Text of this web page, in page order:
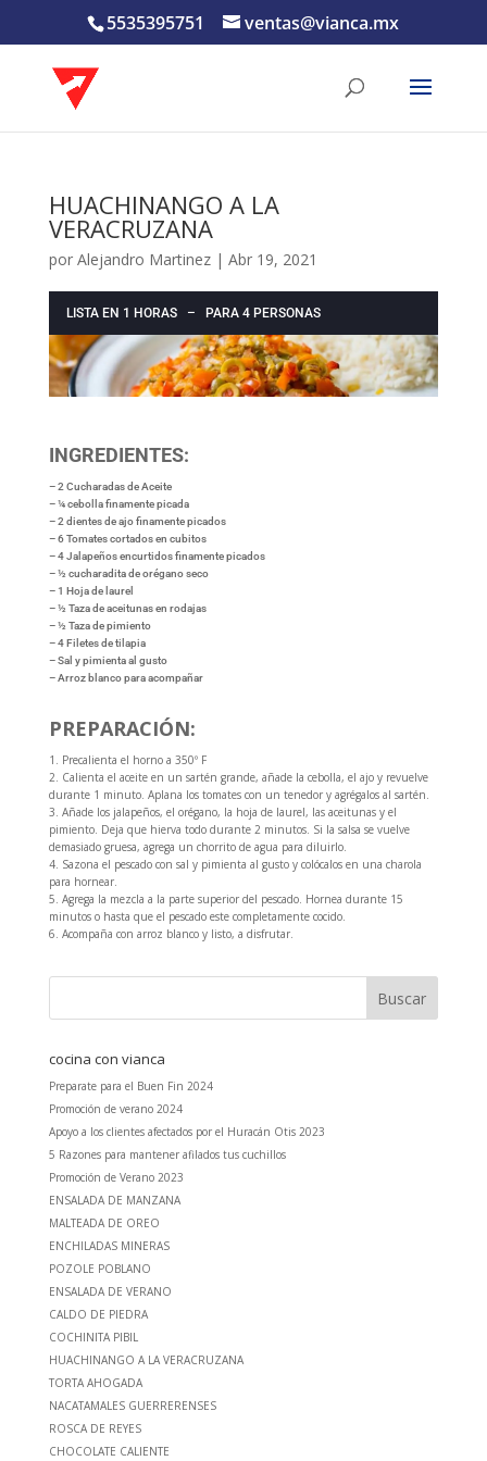
5535395751 ventas@vianca.mx
HUACHINANGO A LA
VERACRUZANA
por Alejandro Martinez| Abr 19, 2021
LISTA EN 1 HORAS – PARA 4 PERSONAS
INGREDIENTES:
– 2 Cucharadas de Aceite
– ¼ cebolla finamente picada
– 2 dientes de ajo finamente picados
– 6 Tomates cortados en cubitos
– 4 Jalapeños encurtidos finamente picados
– ½ cucharadita de orégano seco
– 1 Hoja de laurel
– ½ Taza de aceitunas en rodajas
– ½ Taza de pimiento
– 4 Filetes de tilapia
– Sal y pimienta al gusto
– Arroz blanco para acompañar
PREPARACIÓN:
1. Precalienta el horno a 350º F
2. Calienta el aceite en un sartén grande, añade la cebolla, el ajo y revuelve
durante 1 minuto. Aplana los tomates con un tenedor y agrégalos al sartén.
3. Añade los jalapeños, el orégano, la hoja de laurel, las aceitunas y el
pimiento. Deja que hierva todo durante 2 minutos. Si la salsa se vuelve
demasiado gruesa, agrega un chorrito de agua para diluirlo.
4. Sazona el pescado con sal y pimienta al gusto y colócalos en una charola
para hornear.
5. Agrega la mezcla a la parte superior del pescado. Hornea durante 15
minutos o hasta que el pescado este completamente cocido.
6. Acompaña con arroz blanco y listo, a disfrutar.
cocina con vianca
Preparate para el Buen Fin 2024
Promoción de verano 2024
Apoyo a los clientes afectados por el Huracán Otis 2023
5 Razones para mantener afilados tus cuchillos
Promoción de Verano 2023
ENSALADA DE MANZANA
MALTEADA DE OREO
ENCHILADAS MINERAS
POZOLE POBLANO
ENSALADA DE VERANO
CALDO DE PIEDRA
COCHINITA PIBIL
HUACHINANGO A LA VERACRUZANA
TORTA AHOGADA
NACATAMALES GUERRERENSES
ROSCA DE REYES
CHOCOLATE CALIENTE